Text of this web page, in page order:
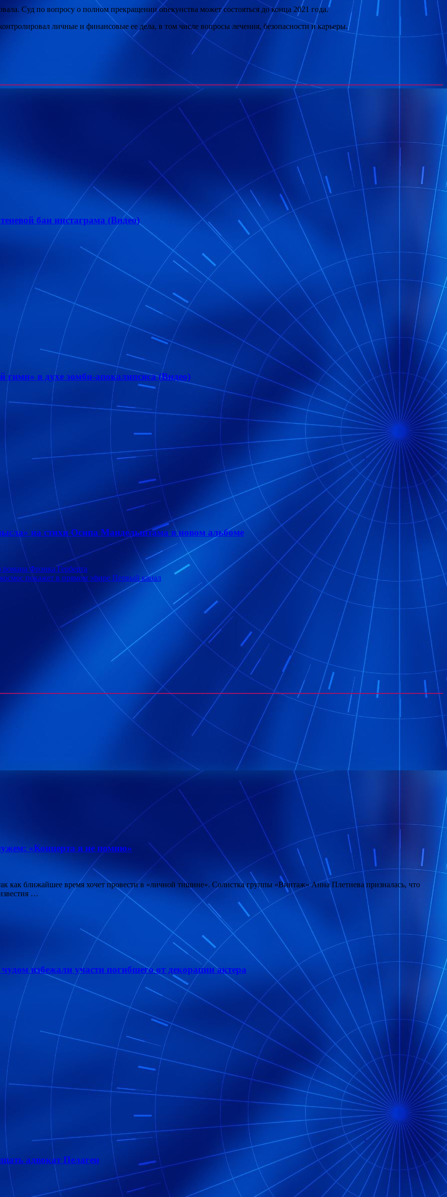
Суд по вопросу о полном прекращении опекунства может состояться до конца 2021 года.
личные и финансовые ее дела, в том числе вопросы лечения, безопасности и карьеры.
бан инстаграма (Видео)
в духе зомби-апокалипсиса (Видео)
на стихи Осипа Мандельштама в новом альбоме
Фрэнка Герберта
покажет в прямом эфире Первый канал
«Концерта я не помню»
как ближайшее время хочет провести в «личной тишине». Солистка группы «Винтаж» Анна Плетнева призналась, что
…
избежали участи погибшего от декорации актера
адвокат Пелагеи